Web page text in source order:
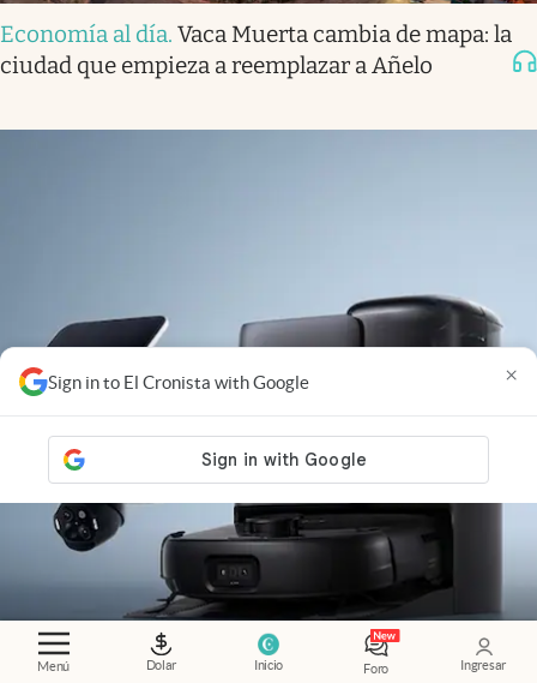
Menú Dolar Inicio Foro Ingresar
Sign in to El Cronista with Google ×
Economía al día. Vaca Muerta cambia de mapa: la
ciudad que empieza a reemplazar a Añelo
Jugador global.Un fabricante internacional de